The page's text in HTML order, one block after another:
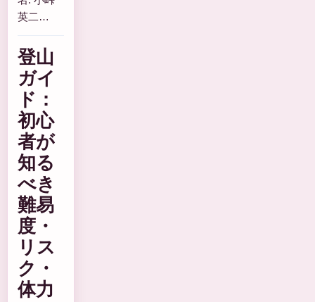
英二…
登山
ガイ
ド：
初心
者が
知る
べき
難易
度・
リス
ク・
体力